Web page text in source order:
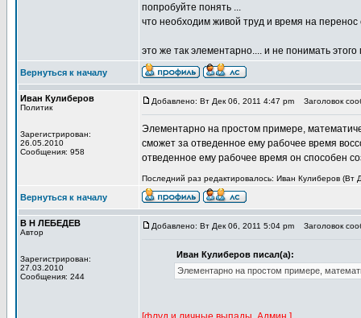
попробуйте понять ...
что необходим живой труд и время на
это же так элементарно.... и не понимать
Вернуться к началу
Иван Кулиберов
Политик
Зарегистрирован:
26.05.2010
Сообщения: 958
Добавлено: Вт Дек 06, 2011 4:47 pm Заголовок
Элементарно на простом примере,
сможет за отведенное ему рабочее время
отведенное ему рабочее время он способен
Последний раз редактировалось: Иван Кулиберов (Вт
Вернуться к началу
В Н ЛЕБЕДЕВ
Автор
Зарегистрирован:
27.03.2010
Сообщения: 244
Добавлено: Вт Дек 06, 2011 5:04 pm Заголовок
Иван Кулиберов писал(а):
Элементарно на простом примере,